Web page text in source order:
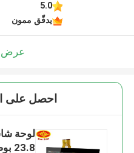
5.0
يدقّق ممون
عرض
احصل على
لوحة